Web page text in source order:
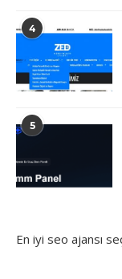
4
5
En iyi seo ajansı